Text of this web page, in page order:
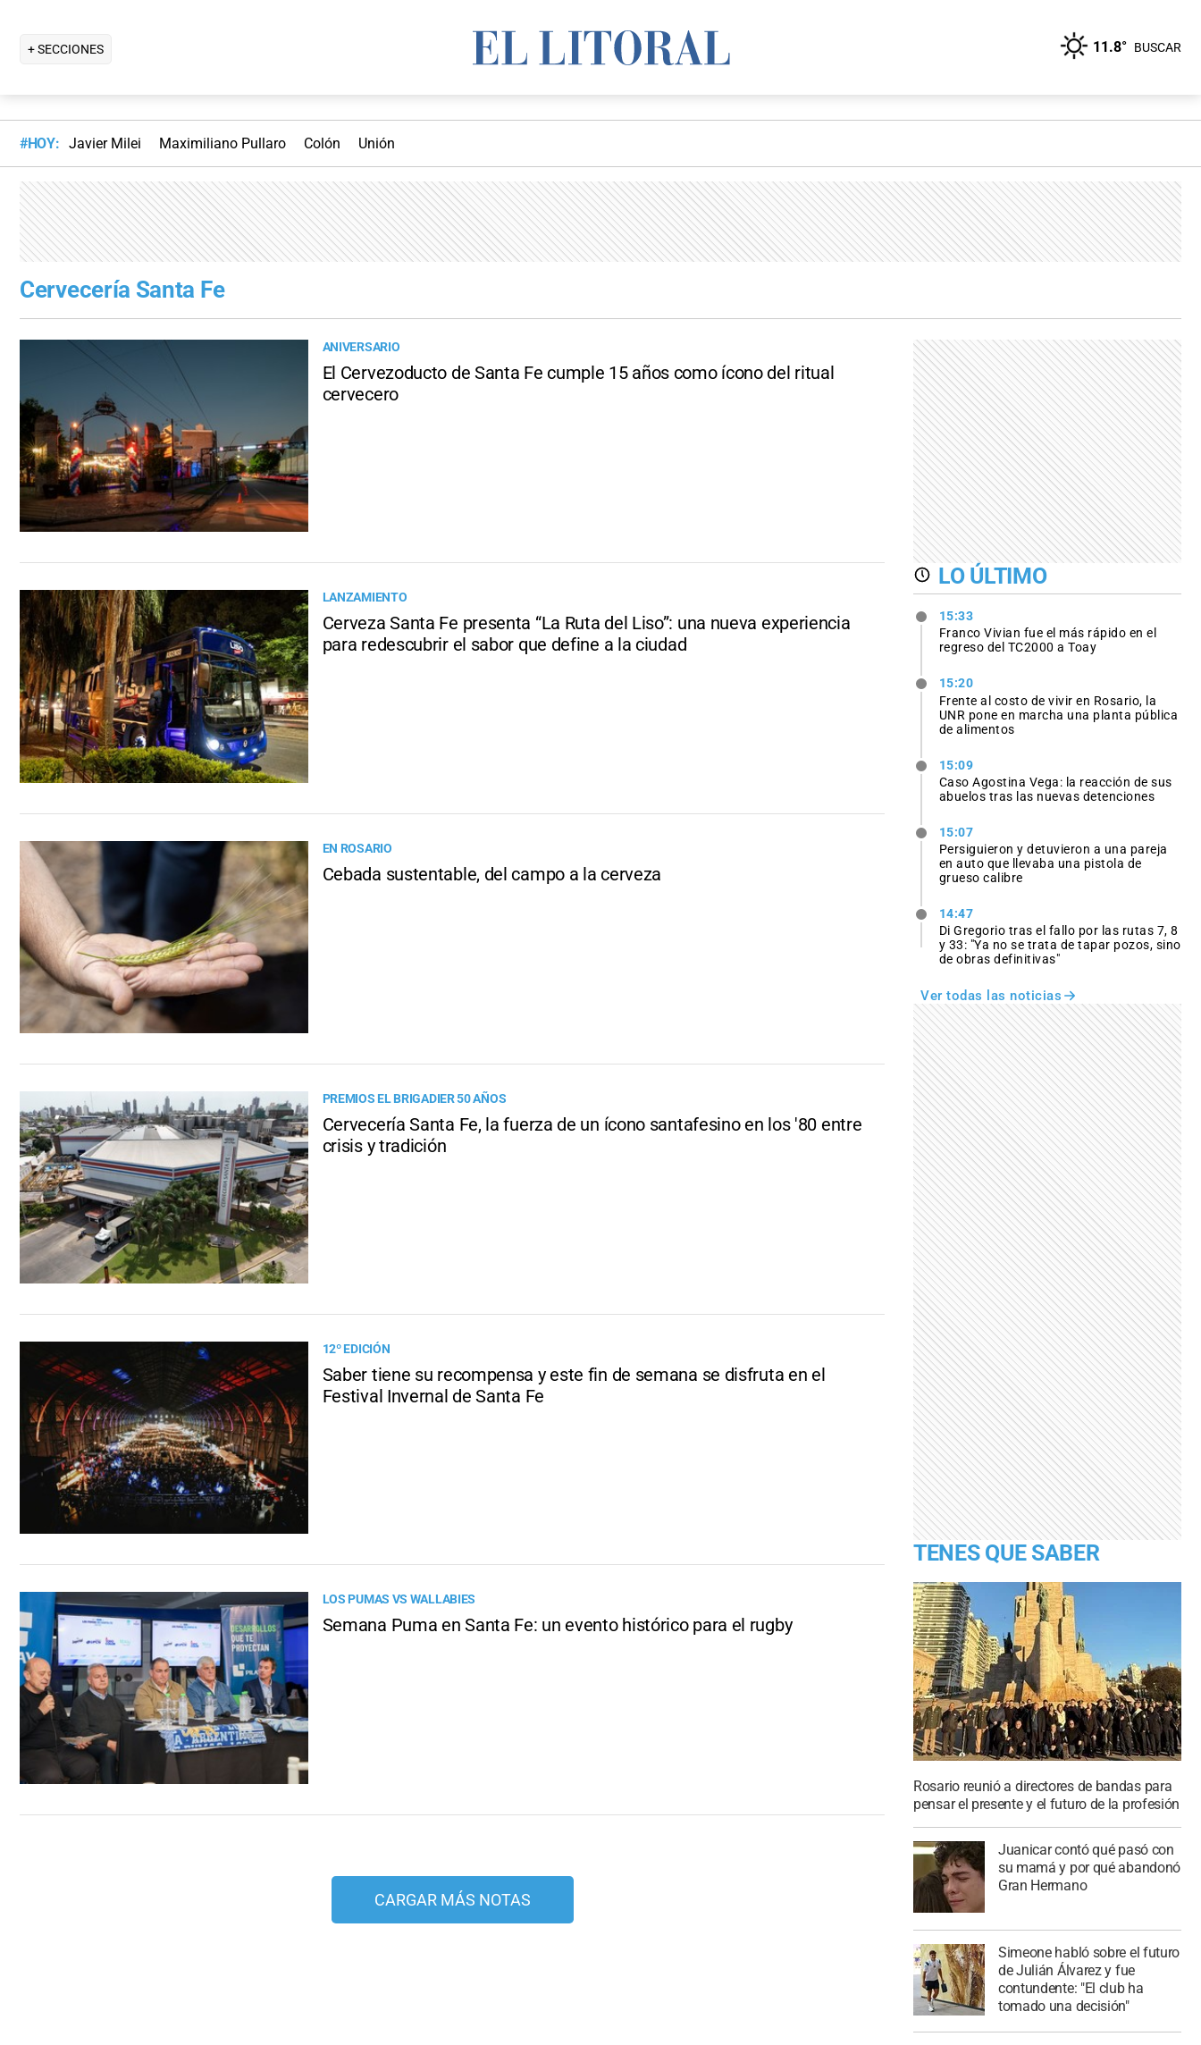
+ SECCIONES 11.8° BUSCAR
#HOY: Javier Milei Maximiliano Pullaro Colón Unión
Cervecería Santa Fe
ANIVERSARIO
El Cervezoducto de Santa Fe cumple 15 años como ícono del ritual
cervecero
LANZAMIENTO
Cerveza Santa Fe presenta “La Ruta del Liso”: una nueva experiencia
para redescubrir el sabor que define a la ciudad
EN ROSARIO
Cebada sustentable, del campo a la cerveza
PREMIOS EL BRIGADIER 50 AÑOS
Cervecería Santa Fe, la fuerza de un ícono santafesino en los '80 entre
crisis y tradición
12º EDICIÓN
Saber tiene su recompensa y este fin de semana se disfruta en el
Festival Invernal de Santa Fe
LOS PUMAS VS WALLABIES
Semana Puma en Santa Fe: un evento histórico para el rugby
CARGAR MÁS NOTAS
LO ÚLTIMO
15:33
Franco Vivian fue el más rápido en el
regreso del TC2000 a Toay
15:20
Frente al costo de vivir en Rosario, la
UNR pone en marcha una planta pública
de alimentos
15:09
Caso Agostina Vega: la reacción de sus
abuelos tras las nuevas detenciones
15:07
Persiguieron y detuvieron a una pareja
en auto que llevaba una pistola de
grueso calibre
14:47
Di Gregorio tras el fallo por las rutas 7, 8
y 33: "Ya no se trata de tapar pozos, sino
de obras definitivas"
Ver todas las noticias
TENES QUE SABER
Rosario reunió a directores de bandas para
pensar el presente y el futuro de la profesión
Juanicar contó qué pasó con
su mamá y por qué abandonó
Gran Hermano
Simeone habló sobre el futuro
de Julián Álvarez y fue
contundente: "El club ha
tomado una decisión"